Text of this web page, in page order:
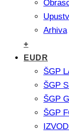
Arhiva
+
EUDR
ŠGP
ŠGP
ŠGP
ŠGP